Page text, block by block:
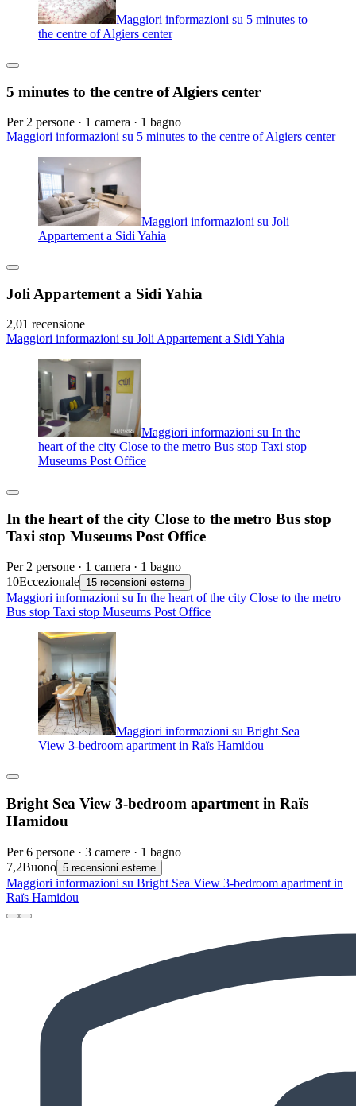
Maggiori informazioni su 5 minutes to
the centre of Algiers center
5 minutes to the centre of Algiers center
Per 2 persone · 1 camera · 1 bagno
Maggiori informazioni su 5 minutes to the centre of Algiers center
Maggiori informazioni su Joli
Appartement a Sidi Yahia
Joli Appartement a Sidi Yahia
2,01 recensione
Maggiori informazioni su Joli Appartement a Sidi Yahia
Maggiori informazioni su In the
heart of the city Close to the metro Bus stop Taxi stop
Museums Post Office
In the heart of the city Close to the metro Bus stop
Taxi stop Museums Post Office
Per 2 persone · 1 camera · 1 bagno
10Eccezionale 15 recensioni esterne
Maggiori informazioni su In the heart of the city Close to the metro
Bus stop Taxi stop Museums Post Office
Maggiori informazioni su Bright Sea
View 3-bedroom apartment in Raïs Hamidou
Bright Sea View 3-bedroom apartment in Raïs
Hamidou
Per 6 persone · 3 camere · 1 bagno
7,2Buono 5 recensioni esterne
Maggiori informazioni su Bright Sea View 3-bedroom apartment in
Raïs Hamidou